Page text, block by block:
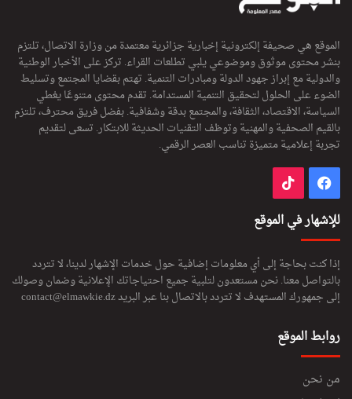
الموقع هي صحيفة إلكترونية إخبارية جزائرية معتمدة من وزارة الاتصال، تلتزم
بنشر محتوى موثوق وموضوعي يلبي تطلعات القراء. تركز على الأخبار الوطنية
والدولية مع إبراز جهود الدولة ومبادرات التنمية. تهتم بقضايا المجتمع وتسليط
الضوء على الحلول لتحقيق التنمية المستدامة. تقدم محتوى متنوعًا يغطي
السياسة، الاقتصاد، الثقافة، والمجتمع بدقة وشفافية. بفضل فريق محترف، تلتزم
بالقيم الصحفية والمهنية وتوظف التقنيات الحديثة للابتكار. تسعى لتقديم
تجربة إعلامية متميزة تناسب العصر الرقمي.
فيسبوك
للإشهار في الموقع
إذا كنت بحاجة إلى أي معلومات إضافية حول خدمات الإشهار لدينا، لا تتردد
بالتواصل معنا. نحن مستعدون لتلبية جميع احتياجاتك الإعلانية وضمان وصولك
إلى جمهورك المستهدف لا تتردد بالاتصال بنا عبر البريدcontact@elmawkie.dz
روابط الموقع
من نحن